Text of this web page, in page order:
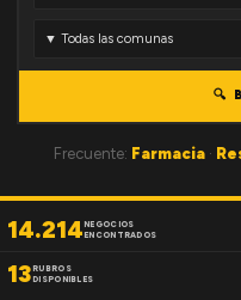
🔍
Frecuente: Farmacia ·
14.214NEGOCIOS
ENCONTRADOS
13RUBROS
DISPONIBLES